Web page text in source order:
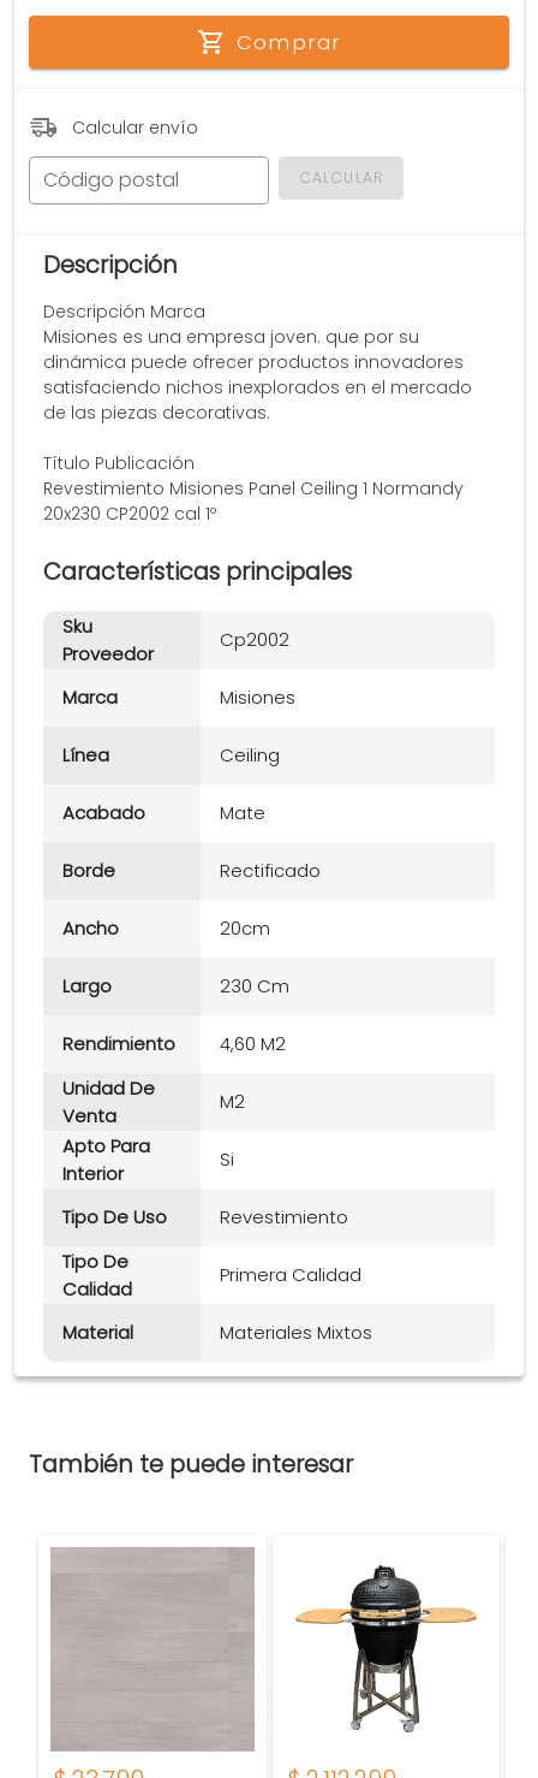
Comprar
Calcular envío
Código postal CALCULAR
Descripción
Descripción Marca
Misiones es una empresa joven. que por su
dinámica puede ofrecer productos innovadores
satisfaciendo nichos inexplorados en el mercado
de las piezas decorativas.
Título Publicación
Revestimiento Misiones Panel Ceiling 1 Normandy
20x230 CP2002 cal 1º
Características principales
Sku
Proveedor
Cp2002
Marca Misiones
Línea Ceiling
Acabado Mate
Borde Rectificado
Ancho 20cm
Largo 230 Cm
Rendimiento
4,60 M2
Unidad De
Venta
M2
Apto Para
Interior
Si
Tipo De Uso
Revestimiento
Tipo De
Calidad
Primera Calidad
Material Materiales Mixtos
También te puede interesar